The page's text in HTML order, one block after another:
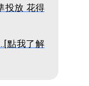
投放 花得
點我了解